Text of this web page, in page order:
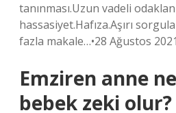
tanınması.Uzun vadeli
hassasiyet.Hafıza.Aşırı
fazla makale…•28 Ağustos 2021
Emziren anne
bebek zeki olur?